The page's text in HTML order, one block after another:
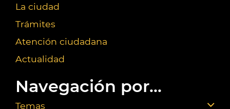
La ciudad
Trámites
Atención ciudadana
Actualidad
Navegación por...
Temas